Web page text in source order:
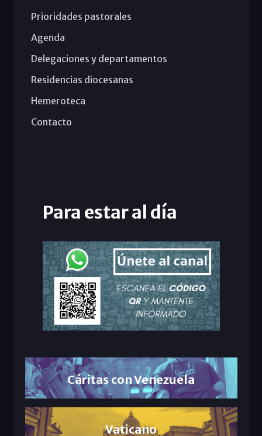
Prioridades pastorales
Agenda
Delegaciones y departamentos
Residencias diocesanas
Hemeroteca
Contacto
Para estar al día
Cáritas con Venezuela
Vaticano